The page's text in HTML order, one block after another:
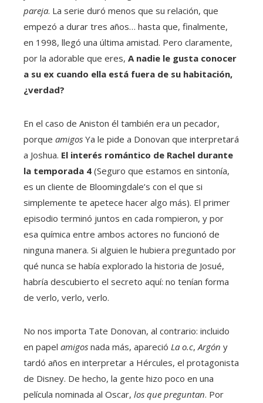
pareja. La serie duró menos que su relación, que
empezó a durar tres años… hasta que, finalmente,
en 1998, llegó una última amistad. Pero claramente,
por la adorable que eres, A nadie le gusta conocer
a su ex cuando ella está fuera de su habitación,
¿verdad?
En el caso de Aniston él también era un pecador,
porque amigos Ya le pide a Donovan que interpretará
a Joshua. El interés romántico de Rachel durante
la temporada 4 (Seguro que estamos en sintonía,
es un cliente de Bloomingdale’s con el que si
simplemente te apetece hacer algo más). El primer
episodio terminó juntos en cada rompieron, y por
esa química entre ambos actores no funcionó de
ninguna manera. Si alguien le hubiera preguntado por
qué nunca se había explorado la historia de Josué,
habría descubierto el secreto aquí: no tenían forma
de verlo, verlo, verlo.
No nos importa Tate Donovan, al contrario: incluido
en papel amigos nada más, apareció La o.c, Argón y
tardó años en interpretar a Hércules, el protagonista
de Disney. De hecho, la gente hizo poco en una
película nominada al Oscar, los que preguntan. Por